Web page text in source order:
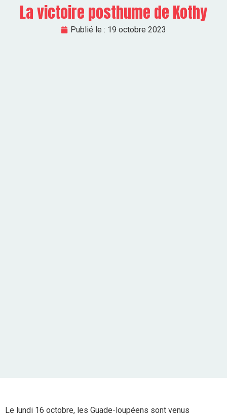
La victoire posthume de Kothy
Publié le : 19 octobre 2023
Le lundi 16 octobre, les Guade-loupéens sont venus